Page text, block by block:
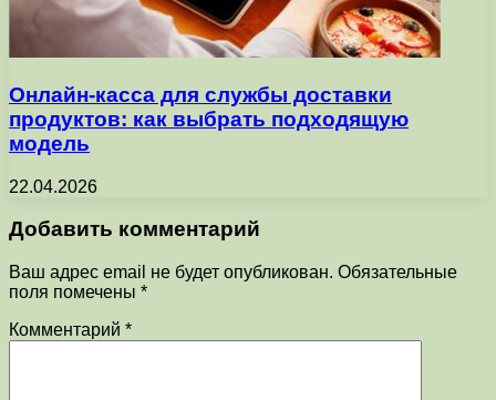
Онлайн-касса для службы доставки
продуктов: как выбрать подходящую
модель
22.04.2026
Добавить комментарий
Ваш адрес email не будет опубликован. Обязательные
поля помечены *
Комментарий *